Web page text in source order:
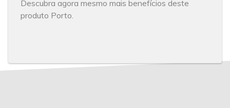
Descubra agora mesmo mais benefícios deste
produto Porto.